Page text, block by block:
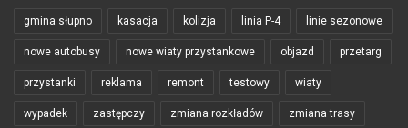
gmina słupno kasacja kolizja linia P-4 linie sezonowe
nowe autobusy nowe wiaty przystankowe objazd przetarg
przystanki reklama remont testowy wiaty
wypadek zastępczy zmiana rozkładów zmiana trasy